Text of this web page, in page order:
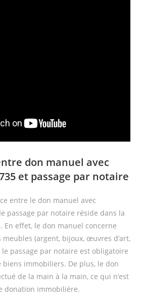
don manuel avec
et passage par notaire
entre le don manuel avec
passage par notaire réside dans la
En effet, le don manuel concerne
(argent, bijoux, œuvres d’art,
passage par notaire est obligatoire
immobiliers. De plus, le don
de la main à la main, ce qui n’est
donation immobilière.